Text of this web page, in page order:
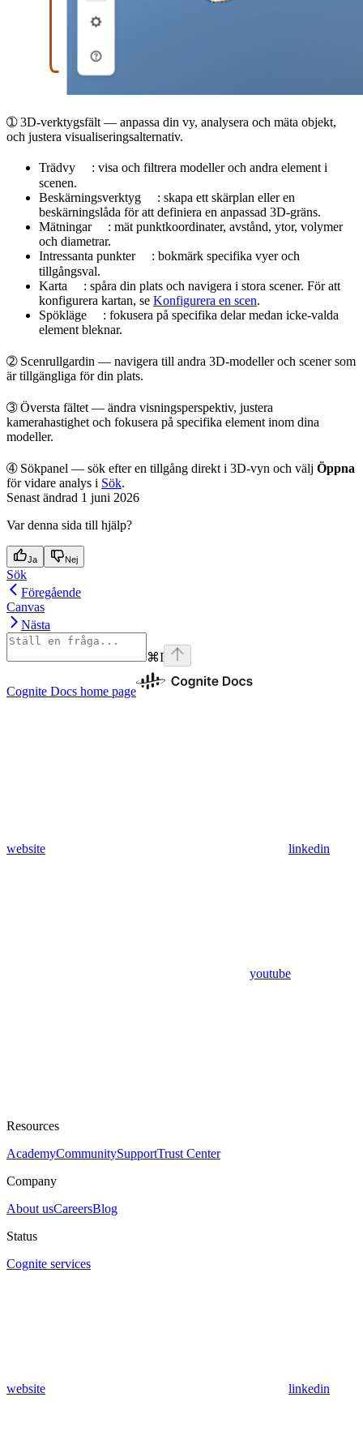
➀3D-verktygsfält — anpassa din vy, analysera och mäta objekt,
och justera visualiseringsalternativ.
Trädvy
: visa och filtrera modeller och andra element i
scenen.
Beskärningsverktyg
: skapa ett skärplan eller en
beskärningslåda för att definiera en anpassad 3D-gräns.
Mätningar
: mät punktkoordinater, avstånd, ytor, volymer
och diametrar.
Intressanta punkter
: bokmärk specifika vyer och
tillgångsval.
Karta
: spåra din plats och navigera i stora scener. För att
konfigurera kartan, se Konfigurera en scen.
Spökläge
: fokusera på specifika delar medan icke-valda
element bleknar.
➁ Scenrullgardin — navigera till andra 3D-modeller och scener som
är tillgängliga för din plats.
➂Översta fältet — ändra visningsperspektiv, justera
kamerahastighet och fokusera på specifika element inom dina
modeller.
➃ Sökpanel — sök efter en tillgång direkt i 3D-vyn och välj Öppna
för vidare analys i Sök.
Senast ändrad 1 juni 2026
Var denna sida till hjälp?
Ja Nej
Sök
Föregående
Canvas
Nästa
⌘I
Cognite Docs home page
website linkedin
youtube
Resources
AcademyCommunitySupportTrust Center
Company
About usCareersBlog
Status
Cognite services
website linkedin